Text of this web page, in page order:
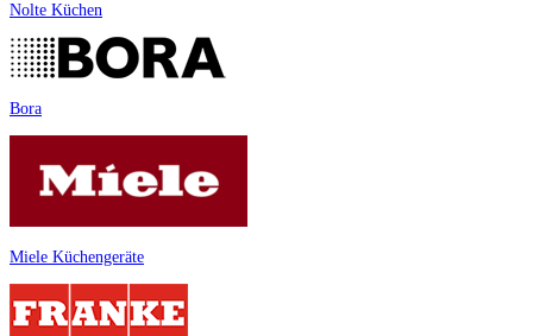
Nolte Küchen
Bora
Miele Küchengeräte